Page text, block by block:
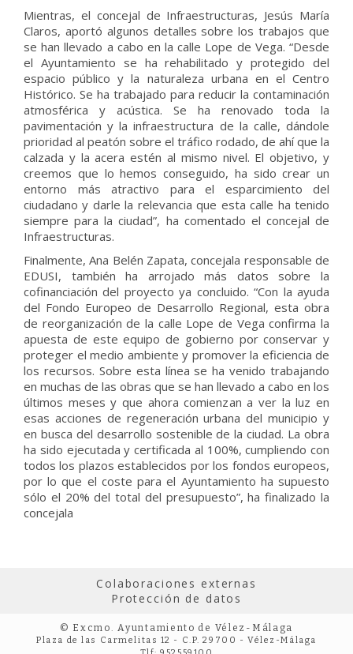
Mientras, el concejal de Infraestructuras, Jesús María
Claros, aportó algunos detalles sobre los trabajos que
se han llevado a cabo en la calle Lope de Vega. “Desde
el Ayuntamiento se ha rehabilitado y protegido del
espacio público y la naturaleza urbana en el Centro
Histórico. Se ha trabajado para reducir la contaminación
atmosférica y acústica. Se ha renovado toda la
pavimentación y la infraestructura de la calle, dándole
prioridad al peatón sobre el tráfico rodado, de ahí que la
calzada y la acera estén al mismo nivel. El objetivo, y
creemos que lo hemos conseguido, ha sido crear un
entorno más atractivo para el esparcimiento del
ciudadano y darle la relevancia que esta calle ha tenido
siempre para la ciudad”, ha comentado el concejal de
Infraestructuras.
Finalmente, Ana Belén Zapata, concejala responsable de
EDUSI, también ha arrojado más datos sobre la
cofinanciación del proyecto ya concluido. “Con la ayuda
del Fondo Europeo de Desarrollo Regional, esta obra
de reorganización de la calle Lope de Vega confirma la
apuesta de este equipo de gobierno por conservar y
proteger el medio ambiente y promover la eficiencia de
los recursos. Sobre esta línea se ha venido trabajando
en muchas de las obras que se han llevado a cabo en los
últimos meses y que ahora comienzan a ver la luz en
esas acciones de regeneración urbana del municipio y
en busca del desarrollo sostenible de la ciudad. La obra
ha sido ejecutada y certificada al 100%, cumpliendo con
todos los plazos establecidos por los fondos europeos,
por lo que el coste para el Ayuntamiento ha supuesto
sólo el 20% del total del presupuesto”, ha finalizado la
concejala
Colaboraciones externas
Protección de datos
© Excmo. Ayuntamiento de Vélez-Málaga
Plaza de las Carmelitas 12 - C.P. 29700 - Vélez-Málaga